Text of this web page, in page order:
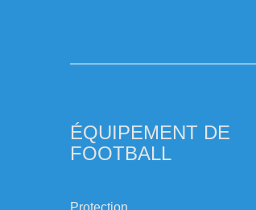
ÉQUIPEMENT DE
FOOTBALL
Protection